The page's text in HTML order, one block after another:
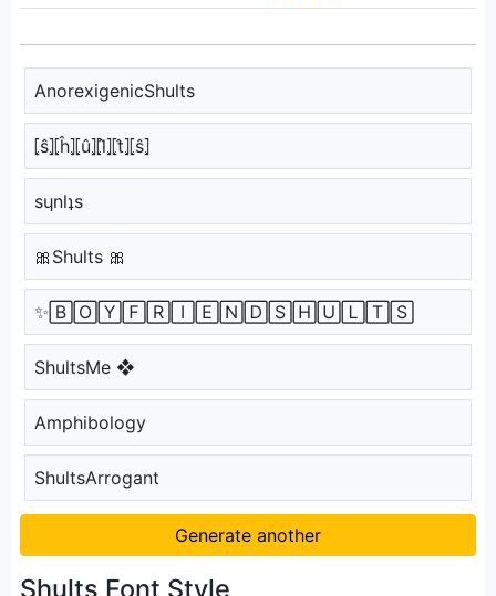
AnorexigenicShults
⦏ŝ⦎⦏ĥ⦎⦏û⦎⦏l̂⦎⦏t̂⦎⦏ŝ⦎
sɥnlʇs
🎀Shults 🎀
✨🄱🄾🅈🄵🅁🄸🄴🄽🄳🅂🄷🅄🄻🅃🅂
ShultsMe ❖
Amphibology
ShultsArrogant
Generate another
Shults Font Style